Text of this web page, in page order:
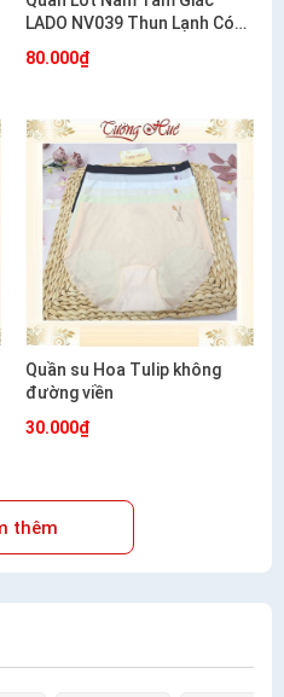
LADO NV039 Thun Lạnh Có
Mẻ
80.000₫
Quần su Hoa Tulip không
đường viền
30.000₫
thêm